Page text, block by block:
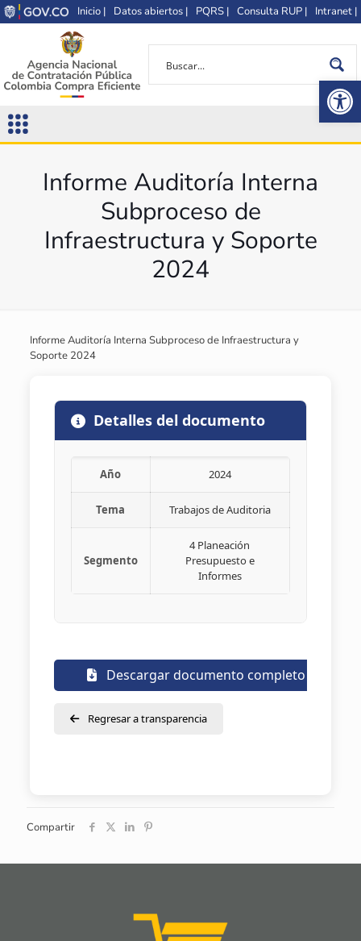
Inicio | Datos abiertos | PQRS | Consulta RUP | Intranet |
Informe Auditoría Interna
Subproceso de
Infraestructura y Soporte
2024
Informe Auditoría Interna Subproceso de Infraestructura y
Soporte 2024
Detalles del documento
Año 2024
Tema Trabajos de Auditoria
Segmento
4 Planeación
Presupuesto e
Informes
Descargar documento completo
Regresar a transparencia
Compartir